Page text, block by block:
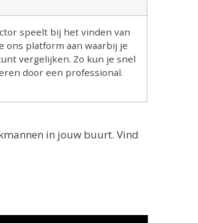
speelt bij het vinden van
ons platform aan waarbij je
vergelijken. Zo kun je snel
door een professional.
in jouw buurt. Vind